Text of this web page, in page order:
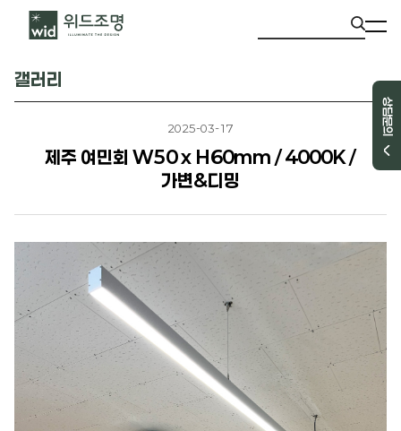
상담문의
갤러리
2025-03-17
제주 여민회 W50 x H60mm / 4000K /
가변&디밍